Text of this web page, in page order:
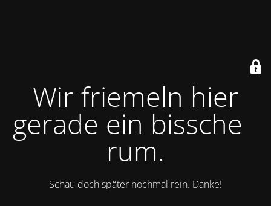
Wir friemeln hier
gerade ein bisschen
rum.
Schau doch später nochmal rein. Danke!